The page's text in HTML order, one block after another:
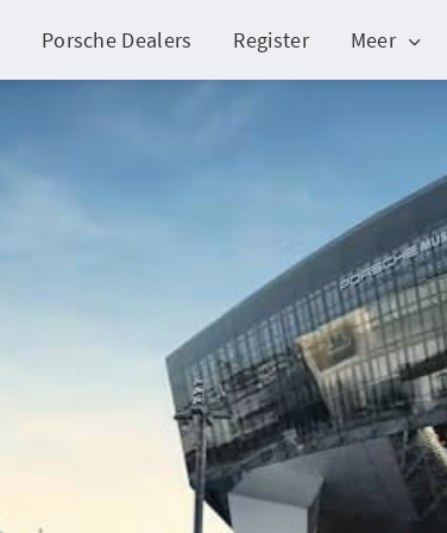
Porsche Dealers Register Meer